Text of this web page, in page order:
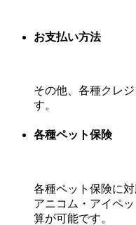
お支払い方法
その他、各種クレ
す。
各種ペット保険
各種ペット保険に対
アニコム・アイペ
算が可能です。